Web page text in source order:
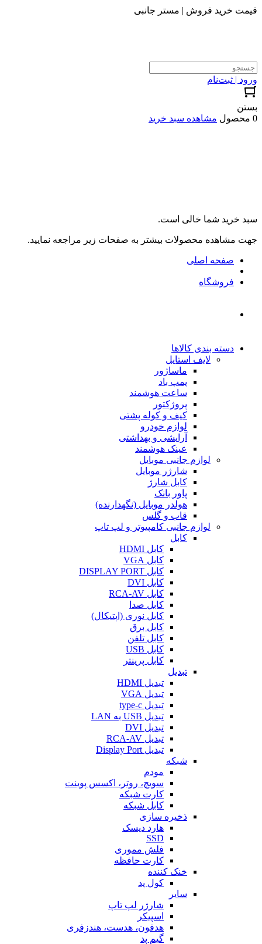
قیمت خرید فروش | مستر جانبی
ورود | ثبت‌نام
بستن
0 محصول
مشاهده سبد خرید
سبد خرید شما خالی است.
جهت مشاهده محصولات بیشتر به صفحات زیر مراجعه نمایید.
صفحه اصلی
فروشگاه
دسته بندی کالاها
لایف استایل
ماساژور
پمپ باد
ساعت هوشمند
پروژکتور
کیف و کوله پشتی
لوازم خودرو
آرایشی و بهداشتی
عینک هوشمند
لوازم جانبی موبایل
شارژر موبایل
کابل شارژ
پاور بانک
هولدر موبایل (نگهدارنده)
قاب و گلس
لوازم جانبی کامپیوتر و لپ تاپ
کابل
کابل HDMI
کابل VGA
کابل DISPLAY PORT
کابل DVI
کابل RCA-AV
کابل صدا
کابل نوری (اپتیکال)
کابل برق
کابل تلفن
کابل USB
کابل پرینتر
تبدیل
تبدیل HDMI
تبدیل VGA
تبدیل type-c
تبدیل USB به LAN
تبدیل DVI
تبدیل RCA-AV
تبدیل Display Port
شبکه
مودم
سویچ، روتر، اکسس پوینت
کارت شبکه
کابل شبکه
ذخیره سازی
هارد دیسک
SSD
فلش مموری
کارت حافظه
خنک کننده
کول پد
سایر
شارژر لپ تاپ
اسپیکر
هدفون، هدست، هندزفری
گیم پد